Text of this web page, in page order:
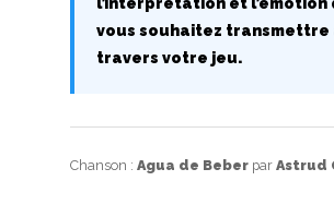
vous souhaitez transmettre
travers votre jeu.
Chanson : Agua de Beber par Astrud